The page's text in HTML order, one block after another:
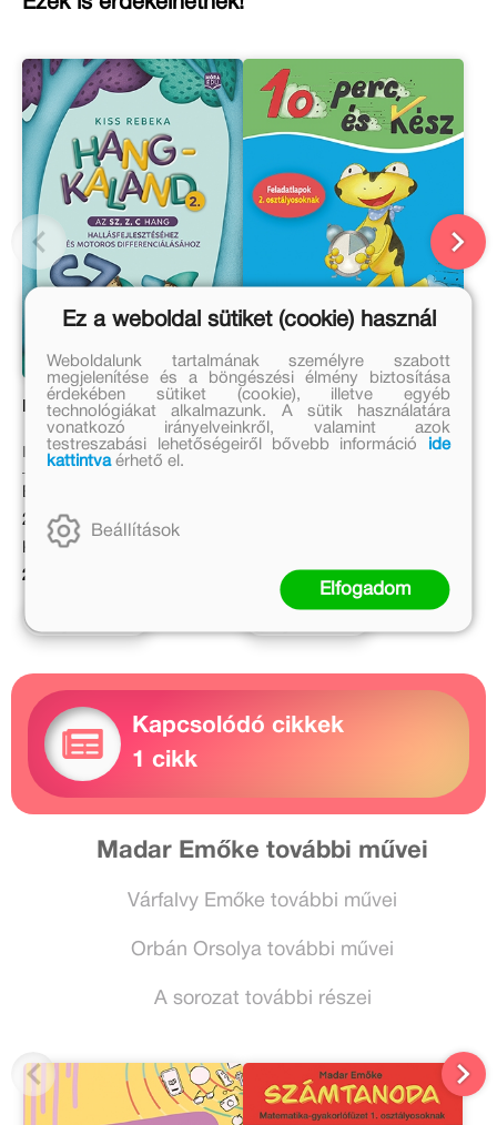
Hangkaland 2.
Kiss Rebeka
Eredeti ár:
2 999 Ft
Kötött ár:
2 699 Ft
10 perc, és kész
Borbély Borbála
1 399 Ft
Kapcsolódó cikkek
1 cikk
Madar Emőke további művei
Várfalvy Emőke további művei
Orbán Orsolya további művei
A sorozat további részei
Ez a weboldal sütiket (cookie) használ
Weboldalunk tartalmának személyre szabott
megjelenítése és a böngészési élmény biztosítása
érdekében sütiket (cookie), illetve egyéb
technológiákat alkalmazunk. A sütik használatára
vonatkozó irányelveinkről, valamint azok
testreszabási lehetőségeiről bővebb információ
ide
kattintvaérhető el.
Beállítások
Elfogadom